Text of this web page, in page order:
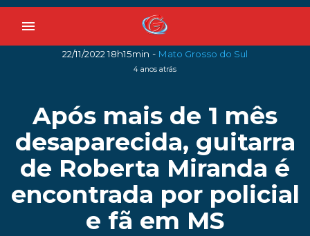
menu
22/11/2022 18h15min - Mato Grosso do Sul
4 anos atrás
Após mais de 1 mês
desaparecida, guitarra
de Roberta Miranda é
encontrada por policial
e fã em MS